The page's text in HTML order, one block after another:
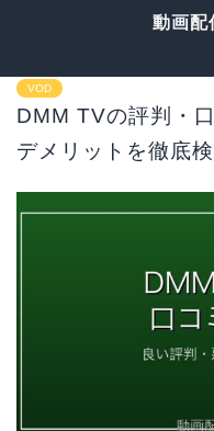
動画配
VOD
DMM TVの評判・
デメリットを徹底